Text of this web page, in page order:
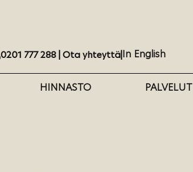
0201 777 288 |Ota yhteyttä|In English
HINNASTO PALVELUT